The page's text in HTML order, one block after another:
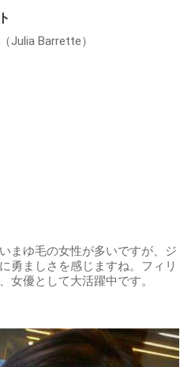
Julia Barrette）
まゆ毛の女性が多いですが、ジ
勇ましさを感じますね。フィリ
女優として大活躍中です。